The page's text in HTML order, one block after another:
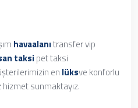
havaalanıtransfer vip
taksi pet taksi
en lüksve konforlu
sunmaktayız.